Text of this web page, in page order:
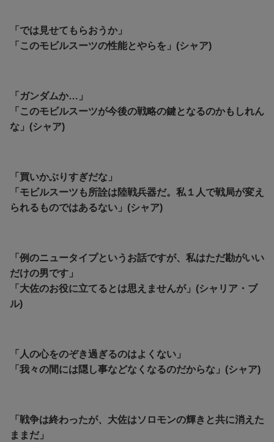
「では見せてもらおうか」
「このモビルスーツの性能とやらを」(シャア)
「ガンダムか…」
「このモビルスーツが今後の戦略の鍵となるのかもしれん
な」(シャア)
「買いかぶりすぎだな」
「モビルスーツも所詮は陸戦兵器だ。私１人で戦局が変え
られるものではあるない」(シャア)
「例のニュータイプというお話ですが、私はただ勘がいい
だけの男です」
「大佐のお役に立てるとは思えませんが」(シャリア・ブ
ル)
「人の心をのぞき過ぎるのはよくない」
「我々の間には隠し事などなくなるのだからな」(シャア)
「戦争は終わったが、大佐はソロモンの輝きと共に消えた
ままだ」